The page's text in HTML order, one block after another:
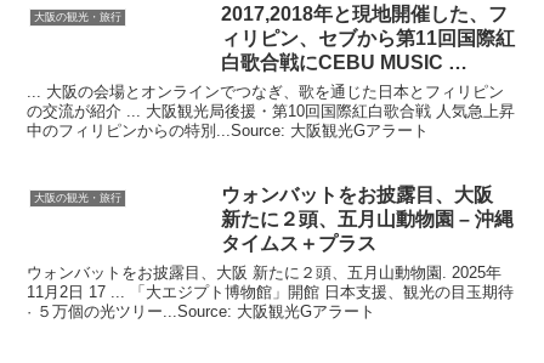
大阪の観光・旅行
2017,2018年と現地開催した、フ
ィリピン、セブから第11回国際紅
白歌合戦にCEBU MUSIC …
... 大阪の会場とオンラインでつなぎ、歌を通じた日本とフィリピン
の交流が紹介 ... 大阪観光局後援・第10回国際紅白歌合戦 人気急上昇
中のフィリピンからの特別...Source: 大阪観光Gアラート
大阪の観光・旅行 ウォンバットをお披露目、 大阪
新たに２頭、五月山動物園 – 沖縄
タイムス＋プラス
ウォンバットをお披露目、大阪 新たに２頭、五月山動物園. 2025年
11月2日 17 ... 「大エジプト博物館」開館 日本支援、観光の目玉期待
· ５万個の光ツリー...Source: 大阪観光Gアラート